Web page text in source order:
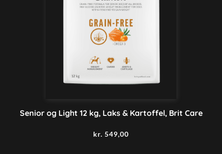
Senior og Light 12 kg, Laks & Kartoffel, Brit Care
kr. 549,00